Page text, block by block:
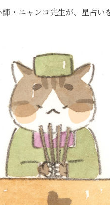
・ニャンコ先生が、星占い